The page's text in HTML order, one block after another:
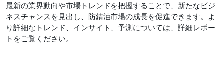
最新の業界動向や市場トレンドを把握することで、新たなビジ
ネスチャンスを見出し、防錆油市場の成長を促進できます。よ
り詳細なトレンド、インサイト、予測については、詳細レポー
トをご覧ください。